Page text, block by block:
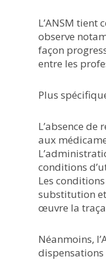
L’ANSM
observe
façon
entre les
Plus
L’absence
aux
conditions
Les
substitution
œuvre la
Néanmoins,
dispensations